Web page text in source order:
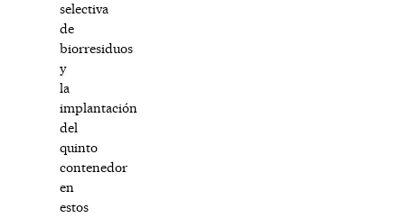
selectiva
de
biorresiduos
y
la
implantación
del
quinto
contenedor
en
estos